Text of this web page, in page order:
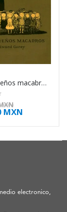
Los pequeños macabros – Edward Gorey
MXN
electronico,